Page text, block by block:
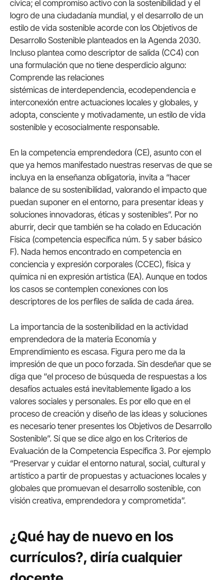
cívica; el compromiso activo con la sostenibilidad y el
logro de una ciudadanía mundial, y el desarrollo de un
estilo de vida sostenible acorde con los Objetivos de
Desarrollo Sostenible planteados en la Agenda 2030.
Incluso plantea como descriptor de salida (CC4) con
una formulación que no tiene desperdicio alguno:
Comprende las relaciones
sistémicas de interdependencia, ecodependencia e
interconexión entre actuaciones locales y globales, y
adopta, consciente y motivadamente, un estilo de vida
sostenible y ecosocialmente responsable.
En la competencia emprendedora (CE), asunto con el
que ya hemos manifestado nuestras reservas de que se
incluya en la enseñanza obligatoria, invita a “hacer
balance de su sostenibilidad, valorando el impacto que
puedan suponer en el entorno, para presentar ideas y
soluciones innovadoras, éticas y sostenibles”. Por no
aburrir, decir que también se ha colado en Educación
Física (competencia específica núm. 5 y saber básico
F). Nada hemos encontrado en competencia en
conciencia y expresión corporales (CCEC), física y
química ni en expresión artística (EA). Aunque en todos
los casos se contemplen conexiones con los
descriptores de los perfiles de salida de cada área.
La importancia de la sostenibilidad en la actividad
emprendedora de la materia Economía y
Emprendimiento es escasa. Figura pero me da la
impresión de que un poco forzada. Sin desdeñar que se
diga que “el proceso de búsqueda de respuestas a los
desafíos actuales está inevitablemente ligado a los
valores sociales y personales. Es por ello que en el
proceso de creación y diseño de las ideas y soluciones
es necesario tener presentes los Objetivos de Desarrollo
Sostenible”. Sí que se dice algo en los Criterios de
Evaluación de la Competencia Específica 3. Por ejemplo
“Preservar y cuidar el entorno natural, social, cultural y
artístico a partir de propuestas y actuaciones locales y
globales que promuevan el desarrollo sostenible, con
visión creativa, emprendedora y comprometida”.
¿Qué hay de nuevo en los
currículos?, diría cualquier